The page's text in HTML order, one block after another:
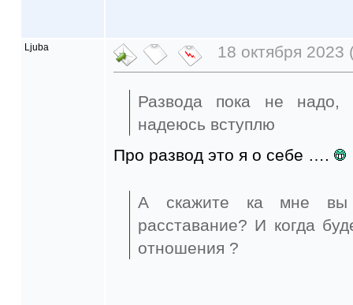
Ljuba 18 октября 2023
Развода пока не надо,
надеюсь вступлю
Про развод это я о себе ….
А скажите ка мне
расставание? И когда
отношения ?